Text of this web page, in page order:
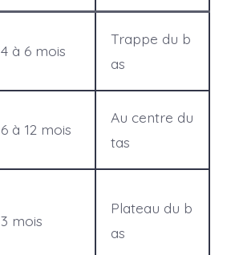
4 à 6 mois
Trappe du b
as
6 à 12 mois
Au centre du
tas
3 mois
Plateau du b
as